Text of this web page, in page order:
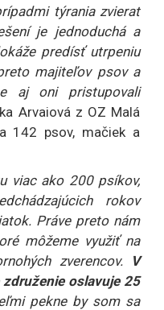
týrania zvierat
je jednoduchá a
predísť utrpeniu
majiteľov psov a
aj oni pristupovali
Arvaiová z OZ Malá
142 psov, mačiek a
viac ako 200 psíkov,
rokov
Práve preto nám
môžeme využiť na
zverencov.
V
oslavuje 25
pekne by som sa